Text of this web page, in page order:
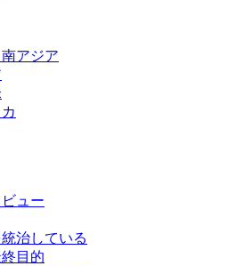
アジア
ュー
治している
目的